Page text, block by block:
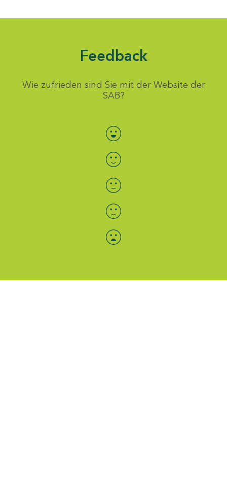
Feedback
Wie zufrieden sind Sie mit der Website der
SAB?
Bewertung auswählen